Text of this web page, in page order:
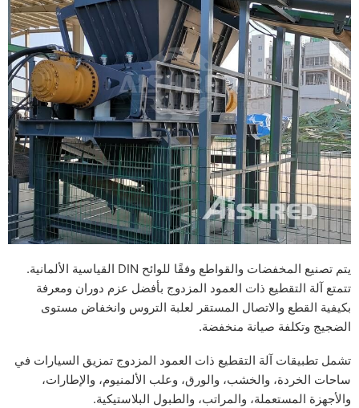
يتم تصنيع المخفضات والقواطع وفقًا للوائح DIN القياسية الألمانية.
تتمتع آلة التقطيع ذات العمود المزدوج بأفضل عزم دوران ومعرفة
بكيفية القطع والاتصال المستقر لعلبة التروس وانخفاض مستوى
الضجيج وتكلفة صيانة منخفضة.
تشمل تطبيقات آلة التقطيع ذات العمود المزدوج تمزيق السيارات في
ساحات الخردة، والخشب، والورق، وعلب الألمنيوم، والإطارات،
والأجهزة المستعملة، والمراتب، والطبول البلاستيكية.